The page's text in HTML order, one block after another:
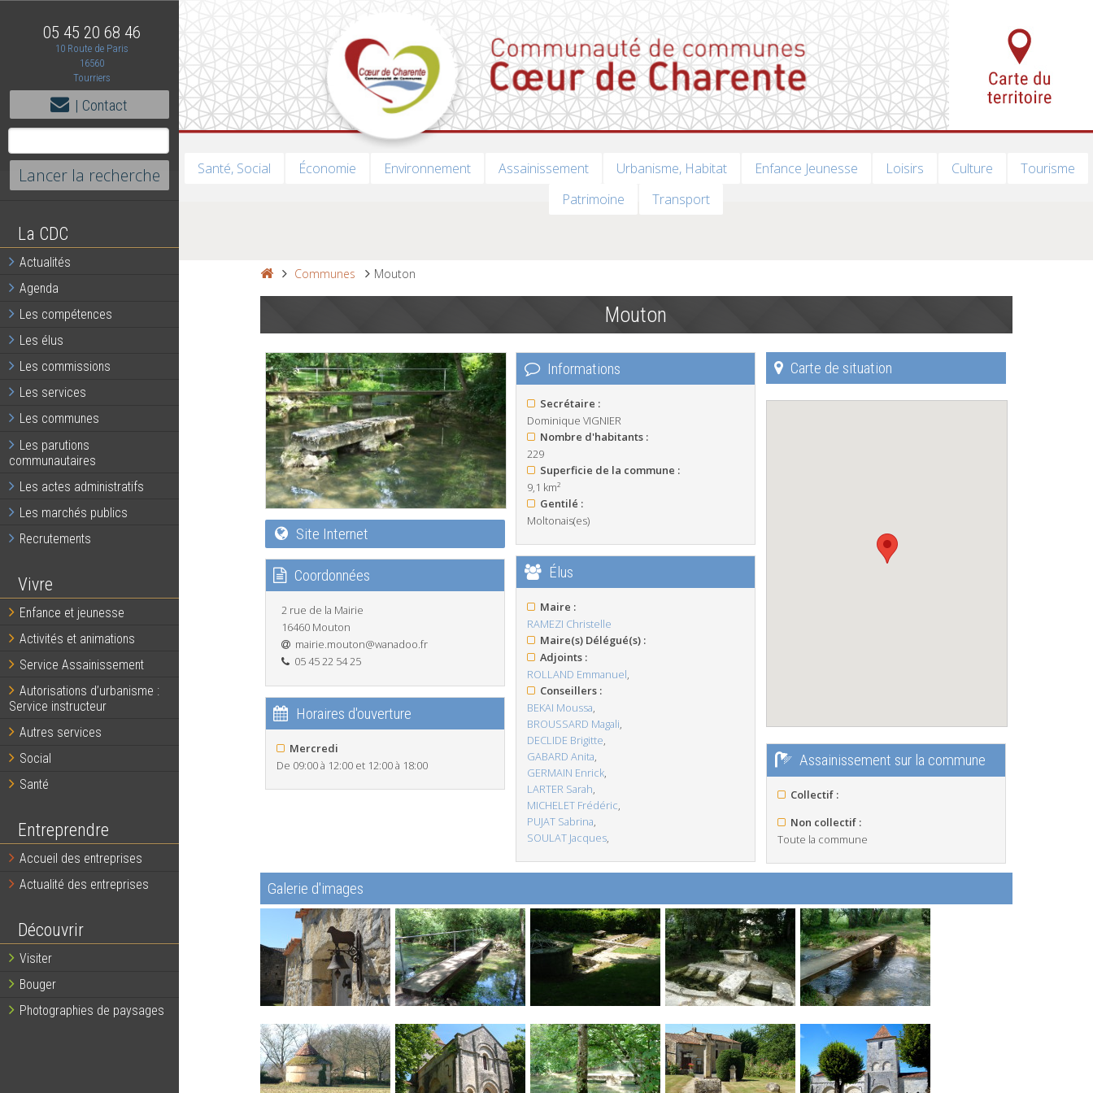
05 45 20 68 46
10 Route de Paris
16560
Tourriers
| Contact
La CDC
Actualités
Agenda
Les compétences
Les élus
Les commissions
Les services
Les communes
Les parutions
communautaires
Les actes administratifs
Les marchés publics
Recrutements
Vivre
Enfance et jeunesse
Activités et animations
Service Assainissement
Autorisations d’urbanisme :
Service instructeur
Autres services
Social
Santé
Entreprendre
Accueil des entreprises
Actualité des entreprises
Découvrir
Visiter
Bouger
Photographies de paysages
Santé, Social Économie Environnement Assainissement Urbanisme, Habitat Enfance Jeunesse Loisirs Culture
Tourisme
Patrimoine
Transport
Communes Mouton
Mouton
Site Internet
Coordonnées
2 rue de la Mairie
16460 Mouton
mairie.mouton@wanadoo.fr
05 45 22 54 25
Horaires d'ouverture
Mercredi
De 09:00 à 12:00 et 12:00 à 18:00
Informations
Secrétaire :
Dominique VIGNIER
Nombre d'habitants :
229
Superficie de la commune :
9,1 km²
Gentilé :
Moltonais(es)
Élus
Maire :
RAMEZI Christelle
Maire(s) Délégué(s) :
Adjoints :
ROLLAND Emmanuel,
Conseillers :
BEKAI Moussa,
BROUSSARD Magali,
DECLIDE Brigitte,
GABARD Anita,
GERMAIN Enrick,
LARTER Sarah,
MICHELET Frédéric,
PUJAT Sabrina,
SOULAT Jacques,
Carte de situation
Assainissement sur la commune
Collectif :
Non collectif :
Toute la commune
Galerie d'images